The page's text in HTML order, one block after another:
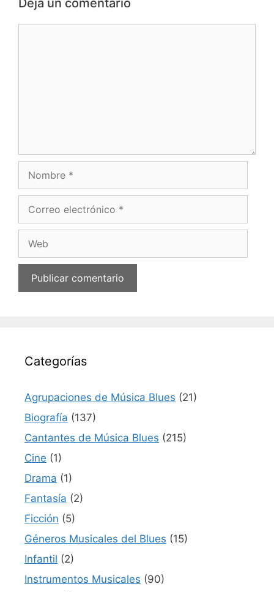
Deja un comentario
Categorías
Agrupaciones de Música Blues (21)
Biografía (137)
Cantantes de Música Blues (215)
Cine (1)
Drama (1)
Fantasía (2)
Ficción (5)
Géneros Musicales del Blues (15)
Infantil (2)
Instrumentos Musicales (90)